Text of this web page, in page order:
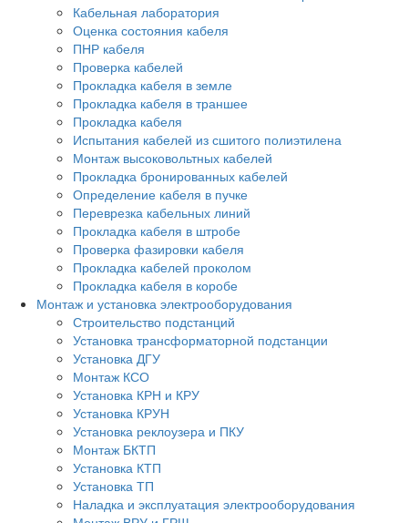
Кабельная лаборатория
Оценка состояния кабеля
ПНР кабеля
Проверка кабелей
Прокладка кабеля в земле
Прокладка кабеля в траншее
Прокладка кабеля
Испытания кабелей из сшитого полиэтилена
Монтаж высоковольтных кабелей
Прокладка бронированных кабелей
Определение кабеля в пучке
Переврезка кабельных линий
Прокладка кабеля в штробе
Проверка фазировки кабеля
Прокладка кабелей проколом
Прокладка кабеля в коробе
Монтаж и установка электрооборудования
Строительство подстанций
Установка трансформаторной подстанции
Установка ДГУ
Монтаж КСО
Установка КРН и КРУ
Установка КРУН
Установка реклоузера и ПКУ
Монтаж БКТП
Установка КТП
Установка ТП
Наладка и эксплуатация электрооборудования